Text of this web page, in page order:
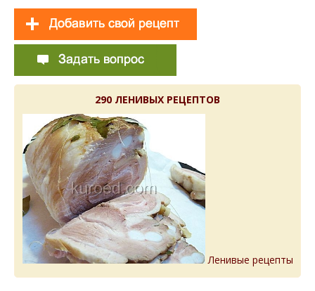
290 ЛЕНИВЫХ РЕЦЕПТОВ
Ленивые рецепты